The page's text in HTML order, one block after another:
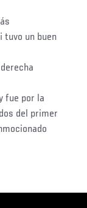
tuvo un buen
fue por la
del primer